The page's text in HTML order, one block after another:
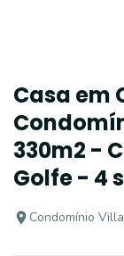
Casa em
330m2 -
Golfe - 4
Condomínio